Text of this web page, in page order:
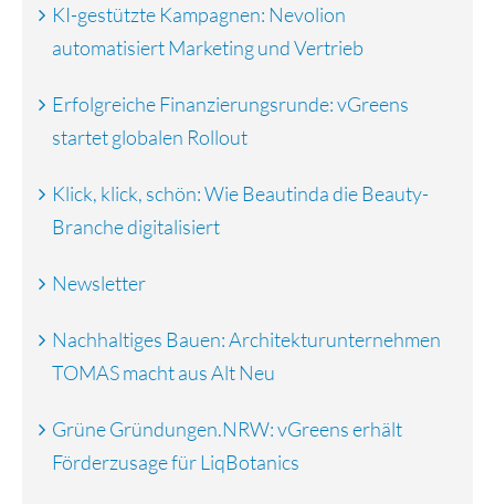
KI-gestützte Kampagnen: Nevolion
automatisiert Marketing und Vertrieb
Erfolgreiche Finanzierungsrunde: vGreens
startet globalen Rollout
Klick, klick, schön: Wie Beautinda die Beauty-
Branche digitalisiert
Newsletter
Nachhaltiges Bauen: Architekturunternehmen
TOMAS macht aus Alt Neu
Grüne Gründungen.NRW: vGreens erhält
Förderzusage für LiqBotanics